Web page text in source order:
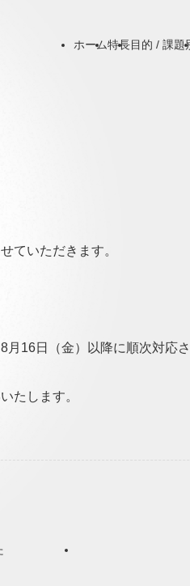
ホーム特長目的 / 課題
ていただきます。
16日（金）以降に順次対応
たします。